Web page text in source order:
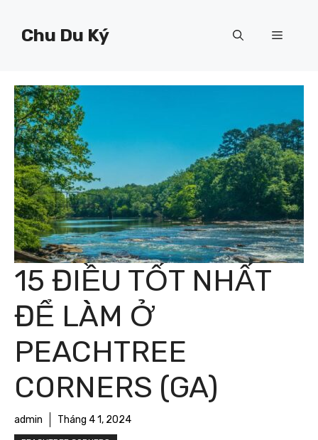
Chu Du Ký Menu
15 ĐIỀU TỐT NHẤT
ĐỂ LÀM Ở
PEACHTREE
CORNERS (GA)
admin Tháng 4 1, 2024